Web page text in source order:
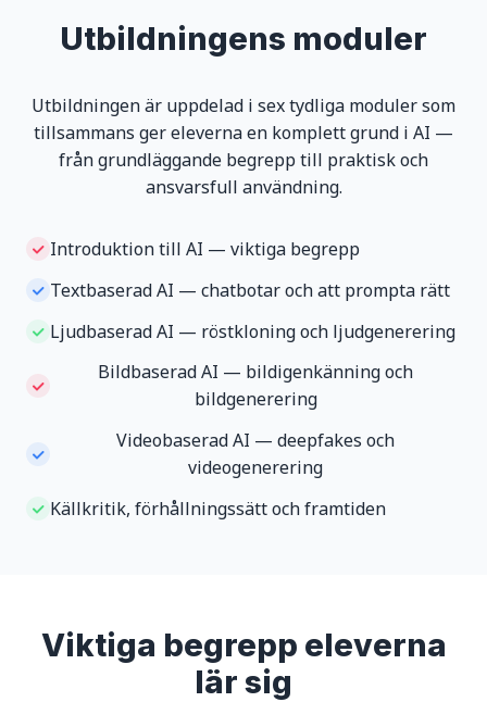
Utbildningens moduler
Utbildningen är uppdelad i sex tydliga moduler som
tillsammans ger eleverna en komplett grund i AI —
från grundläggande begrepp till praktisk och
ansvarsfull användning.
Introduktion till AI — viktiga begrepp
Textbaserad AI — chatbotar och att prompta rätt
Ljudbaserad AI — röstkloning och ljudgenerering
Bildbaserad AI — bildigenkänning och
bildgenerering
Videobaserad AI — deepfakes och
videogenerering
Källkritik, förhållningssätt och framtiden
Viktiga begrepp eleverna
lär sig